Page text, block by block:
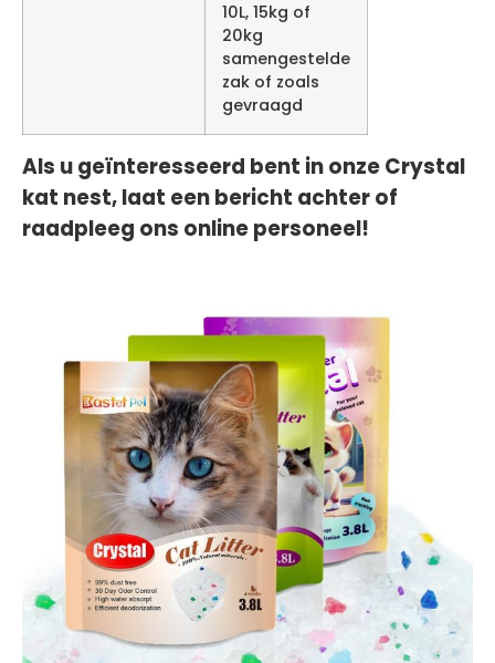
10L, 15kg of
20kg
samengestelde
zak of zoals
gevraagd
Als u geïnteresseerd bent in onze Crystal
kat nest, laat een bericht achter of
raadpleeg ons online personeel!